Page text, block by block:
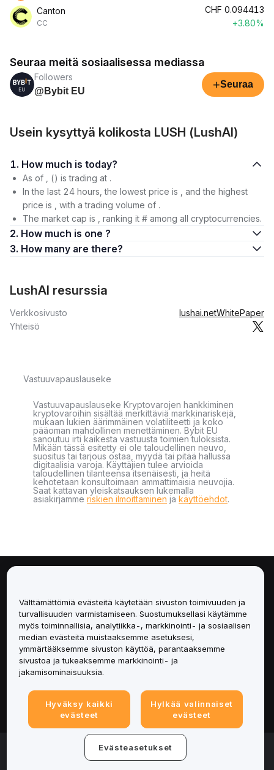
Canton
CC
CHF 0.094413
+3.80%
Seuraa meitä sosiaalisessa mediassa
Followers
@Bybit EU
+Seuraa
Usein kysyttyä kolikosta LUSH (LushAI)
1. How much is today?
As of , () is trading at .
In the last 24 hours, the lowest price is , and the highest
price is , with a trading volume of .
The market cap is , ranking it # among all cryptocurrencies.
2. How much is one ?
3. How many are there?
LushAI resurssia
Verkkosivusto lushai.netWhitePaper
Yhteisö
Vastuuvapauslauseke
Vastuuvapauslauseke Kryptovarojen hankkiminen
kryptovaroihin sisältää merkittäviä markkinariskejä,
mukaan lukien äärimmäinen volatiliteetti ja koko
pääoman mahdollinen menettäminen. Bybit EU
sanoutuu irti kaikesta vastuusta toimien tuloksista.
Mikään tässä esitetty ei ole taloudellinen neuvo,
suositus tai tarjous ostaa, myydä tai pitää hallussa
digitaalisia varoja. Käyttäjien tulee arvioida
taloudellinen tilanteensa itsenäisesti, ja heitä
kehotetaan konsultoimaan ammattimaisia neuvojia.
Saat kattavan yleiskatsauksen lukemalla
asiakirjamme riskien ilmoittaminen ja käyttöehdot.
Palvelut
Tuki
Tuotteet
Lakiasiat
© 2025-2026 Bybit.eu. Kaikki oikeudet pidätetään.
Välttämättömiä evästeitä käytetään sivuston toimivuuden ja
turvallisuuden varmistamiseen. Suostumuksellasi käytämme
myös toiminnallisia, analytiikka-, markkinointi- ja sosiaalisen
median evästeitä muistaaksemme asetuksesi,
ymmärtääksemme sivuston käyttöä, parantaaksemme
sivustoa ja tukeaksemme markkinointi- ja
jakamisominaisuuksia.
Hyväksy kaikki
evästeet
Hylkää valinnaiset
evästeet
Evästeasetukset